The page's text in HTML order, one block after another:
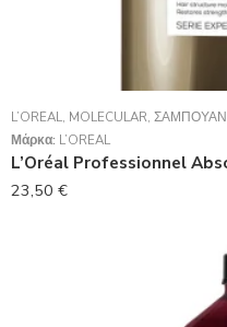
L’ORÉAL, MOLECULAR, ΣΑΜΠΟΥΆΝ
Μάρκα: L’ORÉAL
23,50 €